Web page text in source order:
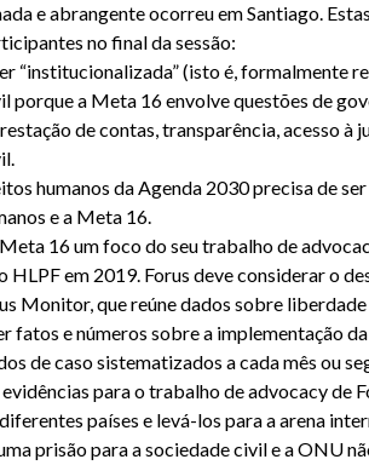
e abrangente ocorreu em Santiago.
no final da sessão:
“institucionalizada” (isto é, formalmente
porque a Meta 16 envolve questões de
de contas, transparência, acesso à
humanos da Agenda 2030 precisa de
e a Meta 16.
16 um foco do seu trabalho de
HLPF em 2019. Forus deve considerar o
Monitor, que reúne dados sobre
fatos e números sobre a implementação
de caso sistematizados a cada mês ou
para o trabalho de advocacy de
países e levá-los para a arena
prisão para a sociedade civil e a ONU